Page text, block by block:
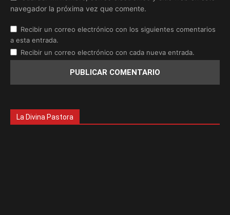
navegador la próxima vez que comente.
Recibir un correo electrónico con los siguientes comentarios
a esta entrada.
Recibir un correo electrónico con cada nueva entrada.
La Divina Pastora